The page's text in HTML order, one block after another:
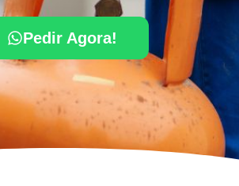
Pedir Agora!